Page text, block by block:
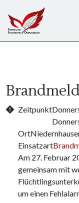
Zeitpunkt
Ort
Einsatzart
Am 27. Februar
gemeinsam mit
um einen